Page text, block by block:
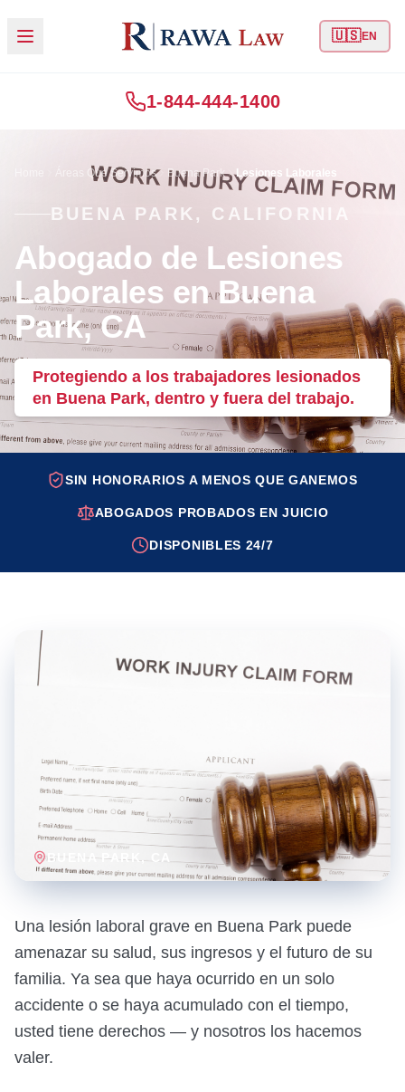
🇺🇸EN
1-844-444-1400
Áreas Que Servimos Buena Park Lesiones Laborales
BUENA PARK, CALIFORNIA
Abogado de Lesiones
Laborales en Buena
Park, CA
Protegiendo a los trabajadores lesionados
en Buena Park, dentro y fuera del trabajo.
SIN HONORARIOS A MENOS QUE GANEMOS
ABOGADOS PROBADOS EN JUICIO
DISPONIBLES 24/7
BUENA PARK, CA
Una lesión laboral grave en Buena Park puede
amenazar su salud, sus ingresos y el futuro de su
familia. Ya sea que haya ocurrido en un solo
accidente o se haya acumulado con el tiempo,
usted tiene derechos — y nosotros los hacemos
valer.